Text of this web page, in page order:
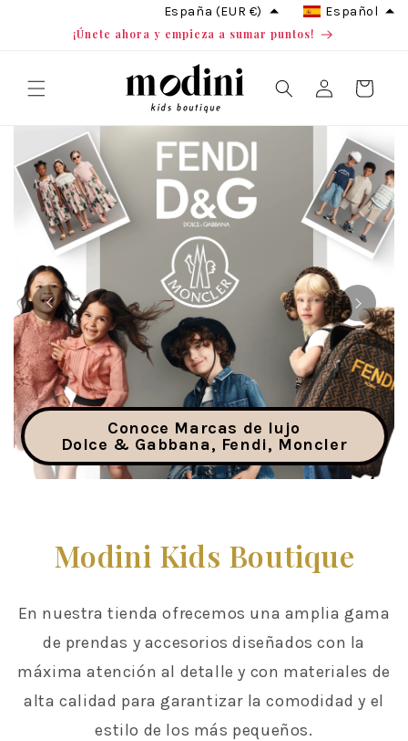
al contenido¡Únete ahora y empieza a sumar puntos!
Iniciar
sesión
Carrito
Conoce Marcas de lujo
Dolce & Gabbana, Fendi, Moncler
Modini Kids Boutique
En nuestra tienda ofrecemos una amplia gama
de prendas y accesorios diseñados con la
máxima atención al detalle y con materiales de
alta calidad para garantizar la comodidad y el
estilo de los más pequeños.
España (EUR €) Español